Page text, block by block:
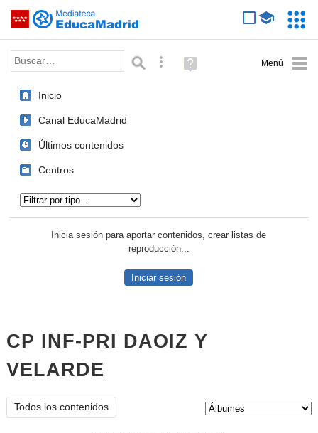
Saltar navegación
Palabra o frase: Búsqueda avanzada
Ayuda
(en
Inicio
Canal EducaMadrid
Últimos contenidos
Centros
Inicia sesión para aportar contenidos, crear listas de
reproducción...
Iniciar sesión
CP INF-PRI DAOIZ Y
VELARDE
Todos los contenidos